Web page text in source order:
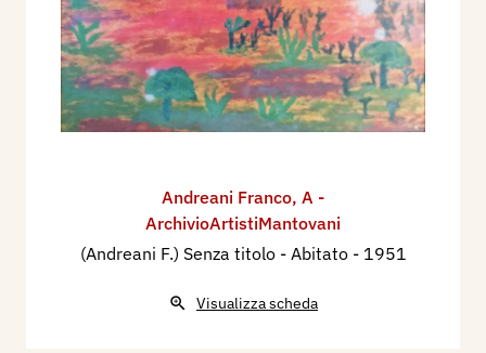
Andreani Franco, A -
ArchivioArtistiMantovani
(Andreani F.) Senza titolo - Abitato - 1951
Visualizza scheda